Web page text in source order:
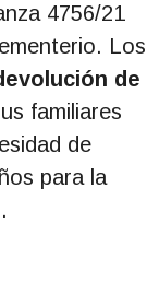
4756/21
Los
de
familiares
de
para la